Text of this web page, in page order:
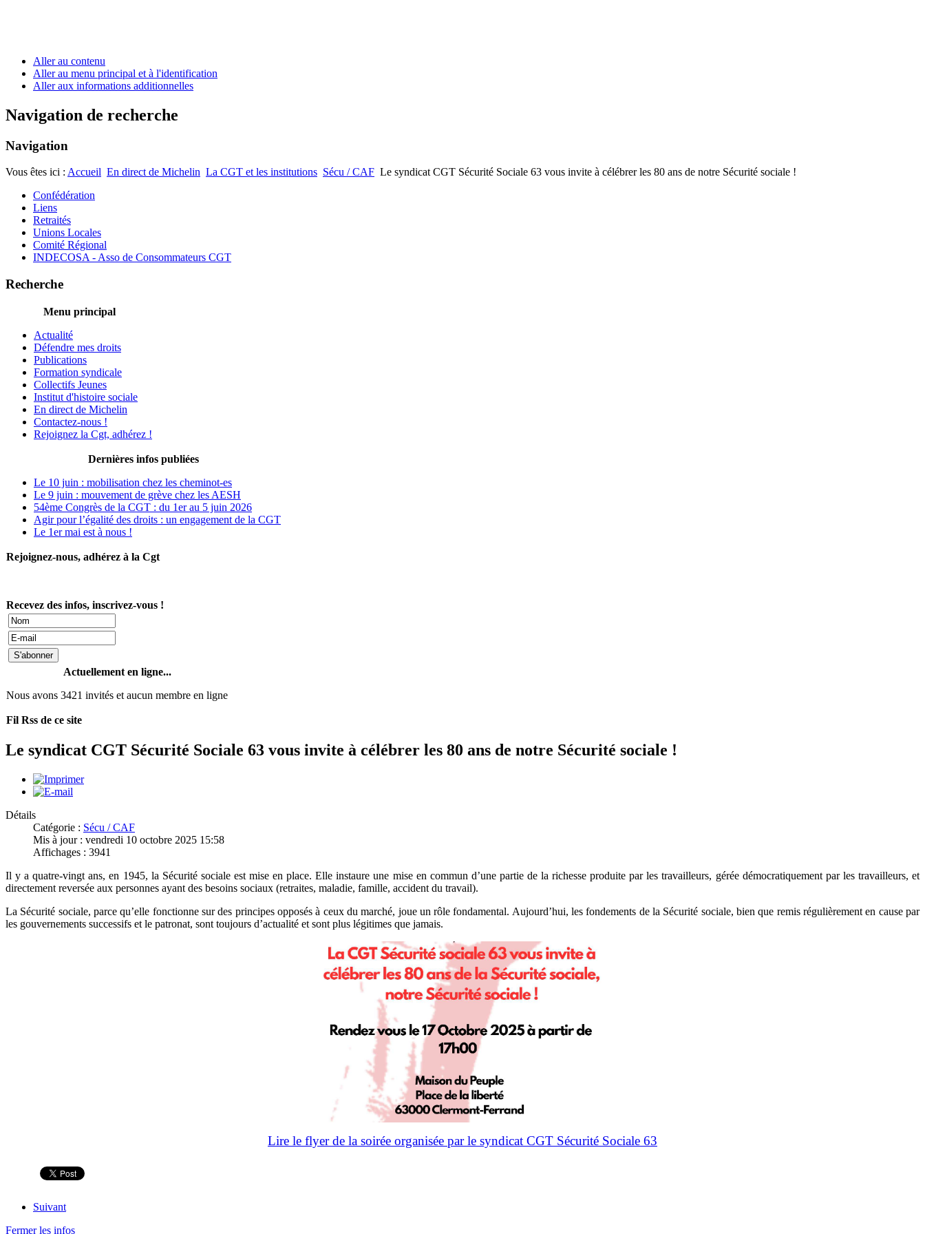
Aller au contenu
Aller au menu principal et à l'identification
Aller aux informations additionnelles
Navigation de recherche
Navigation
Vous êtes ici : Accueil En direct de Michelin La CGT et les institutions Sécu / CAF Le syndicat CGT Sécurité Sociale 63 vous invite à célébrer les 80 ans de notre Sécurité sociale !
Confédération
Liens
Retraités
Unions Locales
Comité Régional
INDECOSA - Asso de Consommateurs CGT
Recherche
Menu principal
Actualité
Défendre mes droits
Publications
Formation syndicale
Collectifs Jeunes
Institut d'histoire sociale
En direct de Michelin
Contactez-nous !
Rejoignez la Cgt, adhérez !
Dernières infos publiées
Le 10 juin : mobilisation chez les cheminot-es
Le 9 juin : mouvement de grève chez les AESH
54ème Congrès de la CGT : du 1er au 5 juin 2026
Agir pour l’égalité des droits : un engagement de la CGT
Le 1er mai est à nous !
Rejoignez-nous, adhérez à la Cgt
Recevez des infos, inscrivez-vous !
Actuellement en ligne...
Nous avons 3421 invités et aucun membre en ligne
Fil Rss de ce site
Le syndicat CGT Sécurité Sociale 63 vous invite à célébrer les 80 ans de notre Sécurité sociale !
Détails
Catégorie : Sécu / CAF
Mis à jour : vendredi 10 octobre 2025 15:58
Affichages : 3941
Il y a quatre-vingt ans, en 1945, la Sécurité sociale est mise en place. Elle instaure une mise en commun d’une partie de la richesse produite par les travailleurs, gérée démocratiquement par les travailleurs, et
directement reversée aux personnes ayant des besoins sociaux (retraites, maladie, famille, accident du travail).
La Sécurité sociale, parce qu’elle fonctionne sur des principes opposés à ceux du marché, joue un rôle fondamental. Aujourd’hui, les fondements de la Sécurité sociale, bien que remis régulièrement en cause par
les gouvernements successifs et le patronat, sont toujours d’actualité et sont plus légitimes que jamais.
Lire le flyer de la soirée organisée par le syndicat CGT Sécurité Sociale 63
Suivant
Fermer les infos